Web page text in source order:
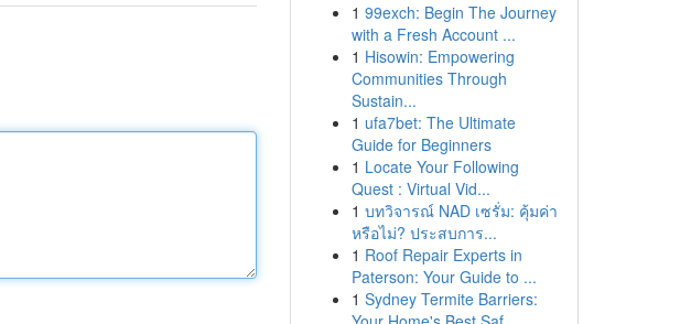
1 99exch: Begin The Journey
with a Fresh Account ...
1 Hisowin: Empowering
Communities Through
Sustain...
1 ufa7bet: The Ultimate
Guide for Beginners
1 Locate Your Following
Quest : Virtual Vid...
1 บทวิจารณ์ NAD เซรั่ม: คุ้มค่า
หรือไม่? ประสบการ...
1 Roof Repair Experts in
Paterson: Your Guide to ...
1 Sydney Termite Barriers: